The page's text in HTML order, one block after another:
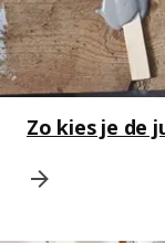
Zo kies je de